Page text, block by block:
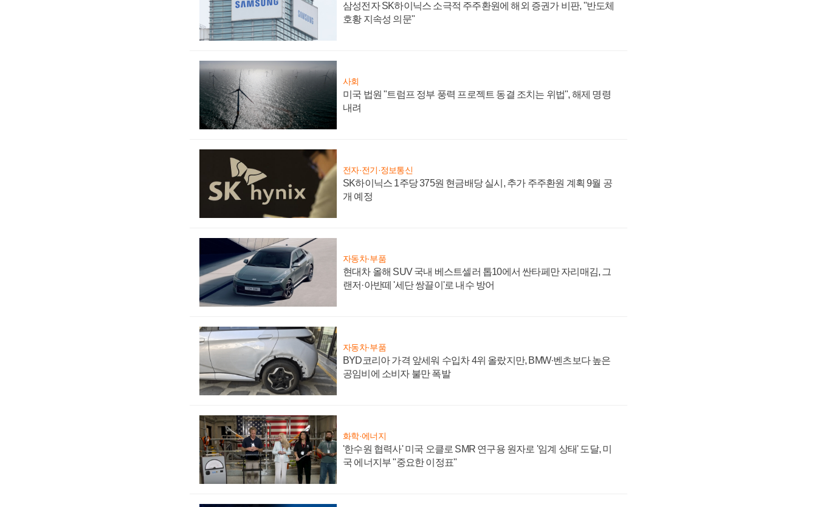
삼성전자 SK하이닉스 소극적 주주환원에 해외 증권가 비판, "반도체
호황 지속성 의문"
사회
미국 법원 "트럼프 정부 풍력 프로젝트 동결 조치는 위법", 해제 명령
내려
전자·전기·정보통신
SK하이닉스 1주당 375원 현금배당 실시, 추가 주주환원 계획 9월 공
개 예정
자동차·부품
현대차 올해 SUV 국내 베스트셀러 톱10에서 싼타페만 자리매김, 그
랜저·아반떼 '세단 쌍끌이'로 내수 방어
자동차·부품
BYD코리아 가격 앞세워 수입차 4위 올랐지만, BMW·벤츠보다 높은
공임비에 소비자 불만 폭발
화학·에너지
'한수원 협력사' 미국 오클로 SMR 연구용 원자로 '임계 상태' 도달, 미
국 에너지부 "중요한 이정표"